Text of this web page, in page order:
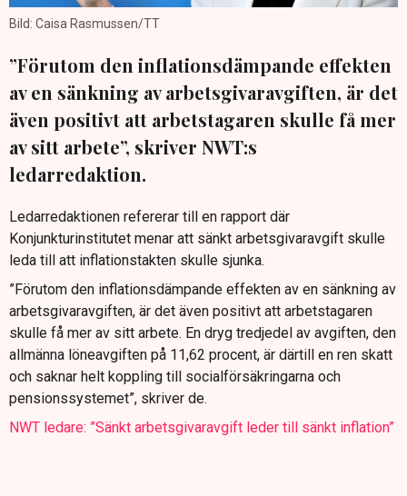
Bild: Caisa Rasmussen/TT
”Förutom den inflationsdämpande effekten
av en sänkning av arbetsgivaravgiften, är det
även positivt att arbetstagaren skulle få mer
av sitt arbete”, skriver NWT:s
ledarredaktion.
Ledarredaktionen refererar till en rapport där
Konjunkturinstitutet menar att sänkt arbetsgivaravgift skulle
leda till att inflationstakten skulle sjunka.
”Förutom den inflationsdämpande effekten av en sänkning av
arbetsgivaravgiften, är det även positivt att arbetstagaren
skulle få mer av sitt arbete. En dryg tredjedel av avgiften, den
allmänna löneavgiften på 11,62 procent, är därtill en ren skatt
och saknar helt koppling till socialförsäkringarna och
pensionssystemet”, skriver de.
NWT ledare: ”Sänkt arbetsgivaravgift leder till sänkt inflation”